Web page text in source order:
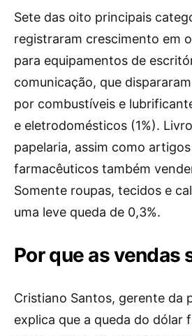
Sete das oito principais
registraram crescimento em
para equipamentos de
comunicação, que
por combustíveis e
e eletrodomésticos (1%).
papelaria, assim como
farmacêuticos também
Somente roupas, tecidos e
uma leve queda de 0,3%.
Por que as vendas
Cristiano Santos, gerente da
explica que a queda do dólar